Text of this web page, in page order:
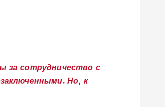
за сотрудничество с
Но, к